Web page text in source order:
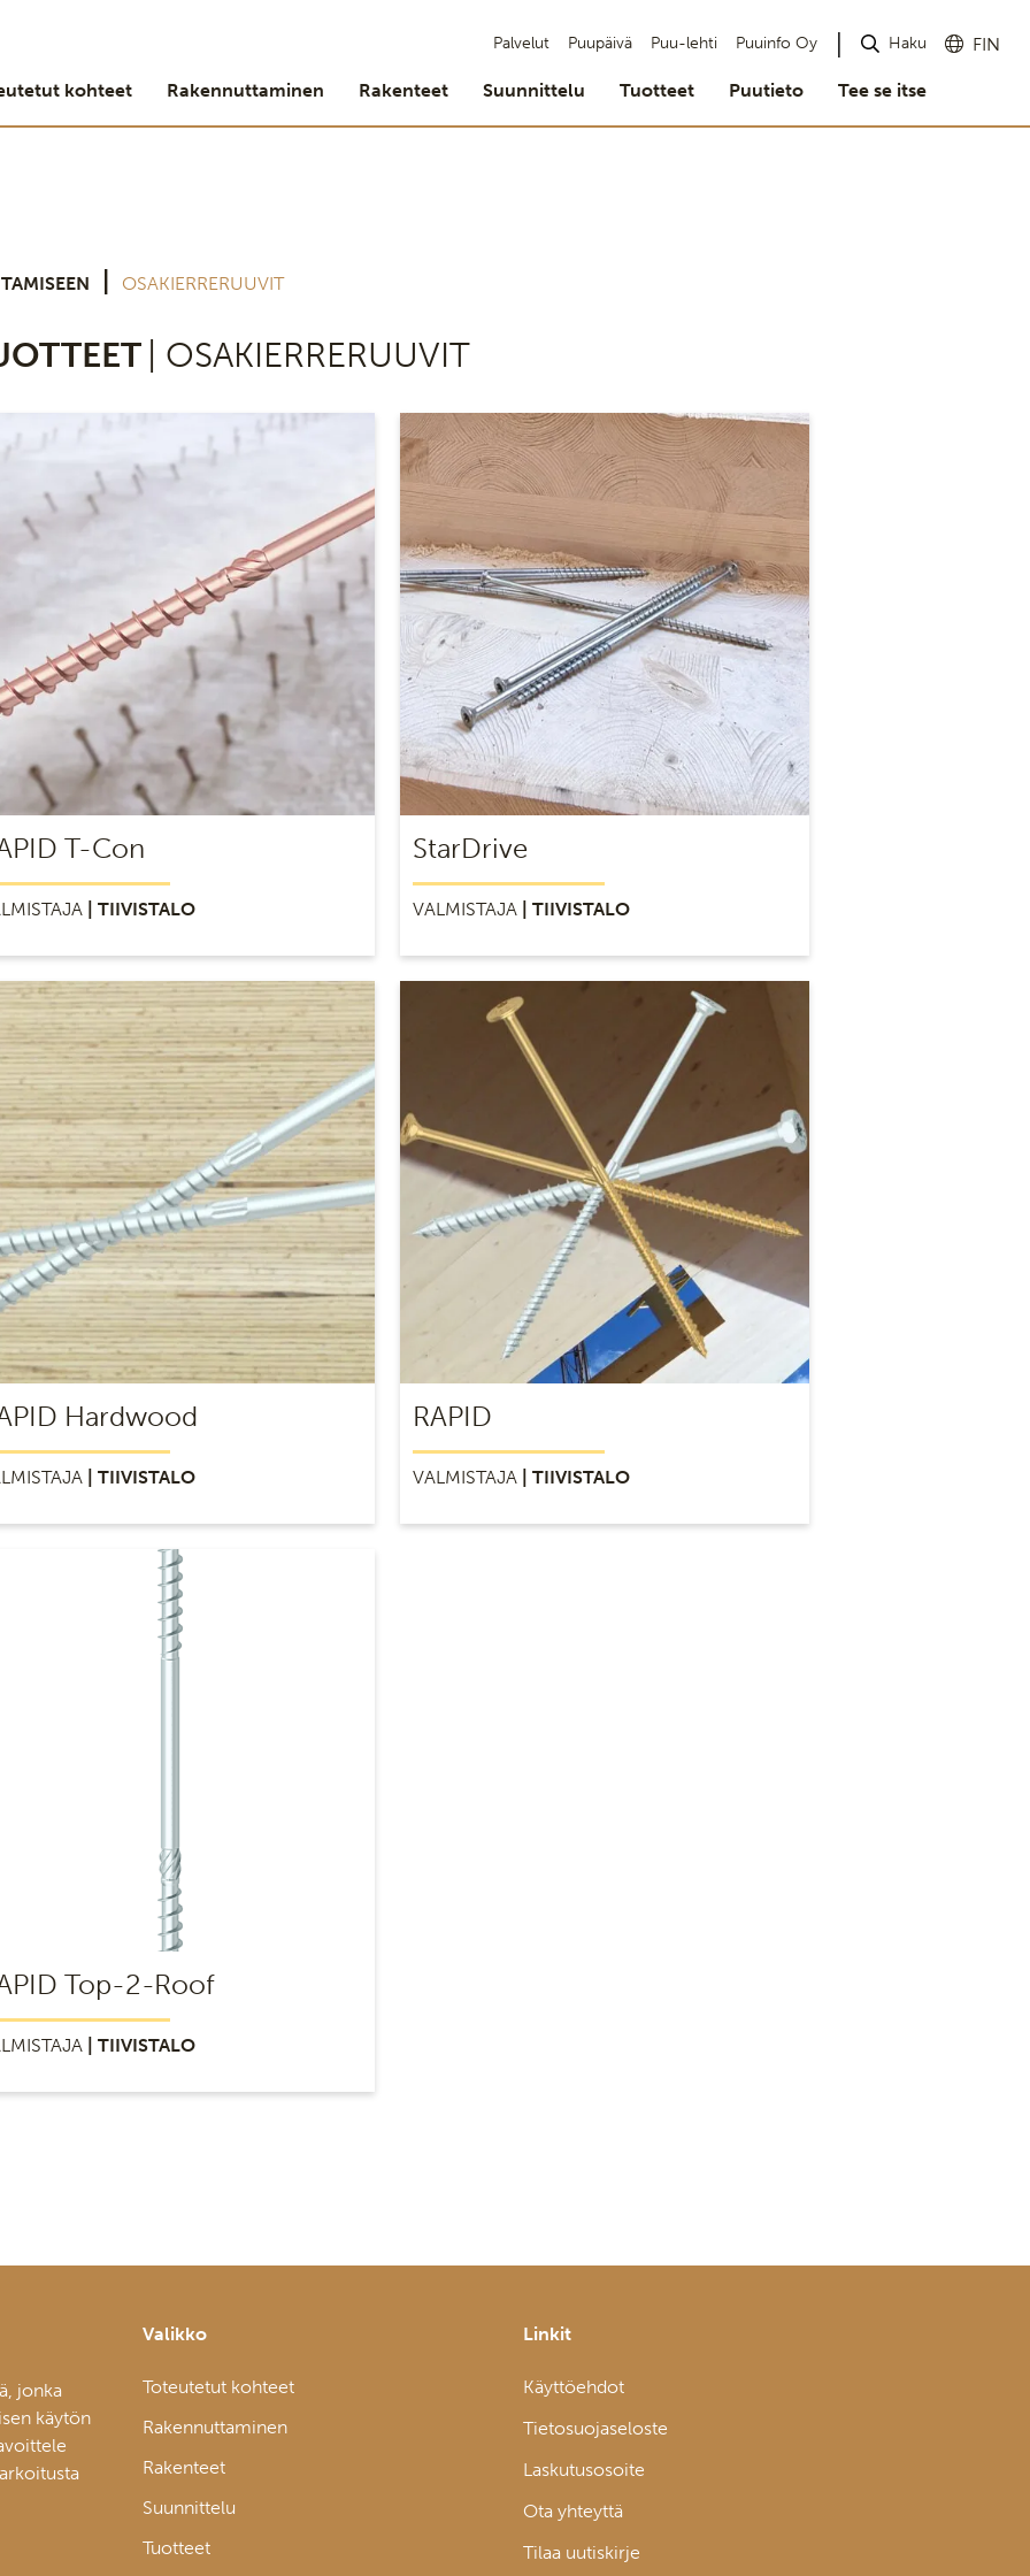
Palvelut Puupäivä Puu-lehti Puuinfo Oy Haku FIN
kohteet Rakennuttaminen Rakenteet Suunnittelu Tuotteet Puutieto Tee se itse
OSAKIERRERUUVIT
| OSAKIERRERUUVIT
T-Con
| TIIVISTALO
StarDrive
VALMISTAJA | TIIVISTALO
Hardwood
| TIIVISTALO
RAPID
VALMISTAJA | TIIVISTALO
Top-2-Roof
| TIIVISTALO
jonka
käytön
Valikko
Toteutetut kohteet
Rakennuttaminen
Rakenteet
Suunnittelu
Tuotteet
Linkit
Käyttöehdot
Tietosuojaseloste
Laskutusosoite
Ota yhteyttä
Tilaa uutiskirje